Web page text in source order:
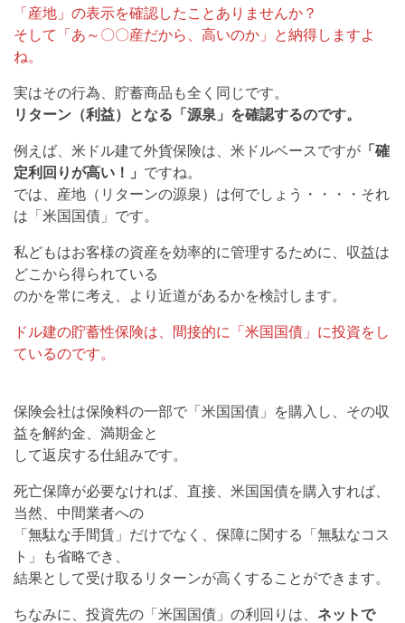
「産地」の表示を確認したことありませんか？
そして「あ～〇〇産だから、高いのか」と納得しますよ
ね。
実はその行為、貯蓄商品も全く同じです。
リターン（利益）となる「源泉」を確認するのです。
例えば、米ドル建て外貨保険は、米ドルベースですが 「確
定利回りが高い！」 ですね。
では、産地（リターンの源泉）は何でしょう・・・・それ
は「米国国債」です。
私どもはお客様の資産を効率的に管理するために、収益は
どこから得られている
のかを常に考え、より近道があるかを検討します。
ドル建の貯蓄性保険は、間接的に「米国国債」に投資をし
ているのです。
保険会社は保険料の一部で「米国国債」を購入し、その収
益を解約金、満期金と
して返戻する仕組みです。
死亡保障が必要なければ、直接、米国国債を購入すれば、
当然、中間業者への
「無駄な手間賃」だけでなく、保障に関する「無駄なコス
ト」も省略でき、
結果として受け取るリターンが高くすることができます。
ちなみに、投資先の「米国国債」の利回りは、 ネットで